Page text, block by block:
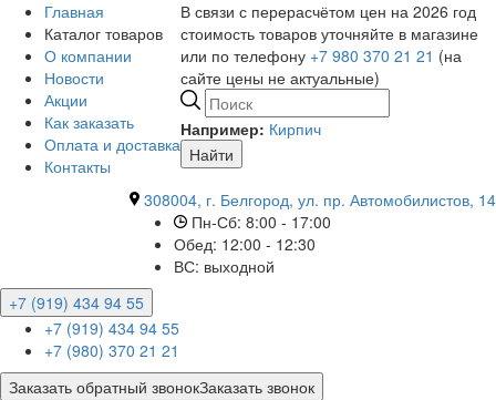
Главная
Каталог товаров
О компании
Новости
Акции
Как заказать
Оплата и доставка
Контакты
308004, г. Белгород, ул. пр. Автомобилистов, 14
Пн-Сб: 8:00 - 17:00
Обед: 12:00 - 12:30
ВС: выходной
В связи с перерасчётом цен на 2026 год
стоимость товаров уточняйте в магазине
или по телефону +7 980 370 21 21 (на
сайте цены не актуальные)
Например: Кирпич
Найти
+7 (919) 434 94 55
+7 (919) 434 94 55
+7 (980) 370 21 21
Заказать обратный звонокЗаказать звонок